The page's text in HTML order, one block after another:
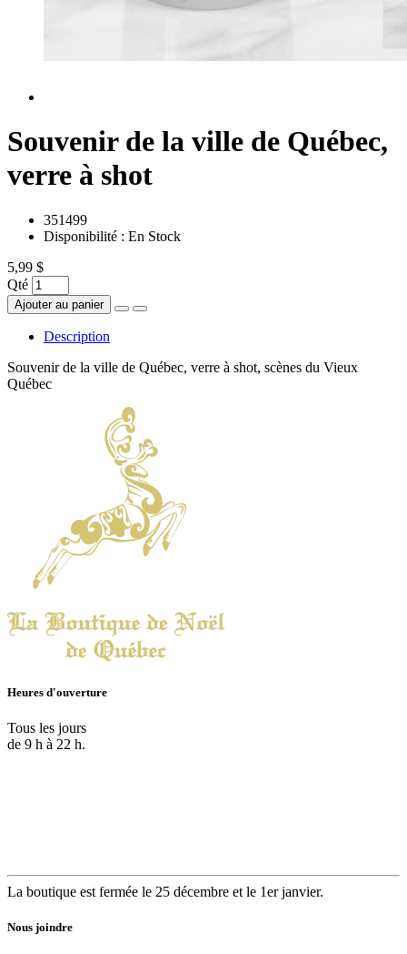
Souvenir de la ville de Québec,
verre à shot
351499
Disponibilité : En Stock
5,99 $
Qté
Ajouter au panier
Description
Souvenir de la ville de Québec, verre à shot, scènes du Vieux
Québec
Heures d'ouverture
Tous les jours
de 9 h à 22 h.
La boutique est fermée le 25 décembre et le 1er janvier.
Nous joindre